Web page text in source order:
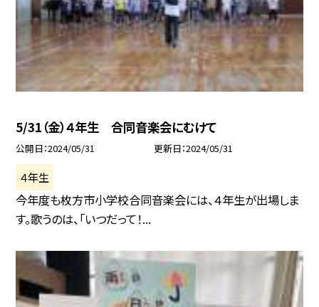
5/31（金）４年生 合同音楽会にむけて
公開日 2024/05/31 更新日 2024/05/31
４年生
今年度も枚方市小学校合同音楽会には、４年生が出場しま
す。歌うのは、「いつだって！...